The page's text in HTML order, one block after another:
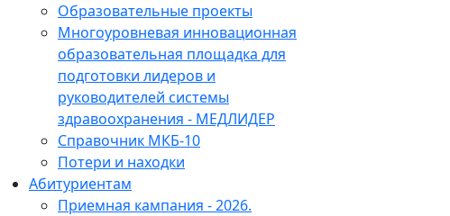
Образовательные проекты
Многоуровневая инновационная
образовательная площадка для
подготовки лидеров и
руководителей системы
здравоохранения - МЕДЛИДЕР
Справочник МКБ-10
Потери и находки
Абитуриентам
Приемная кампания - 2026.